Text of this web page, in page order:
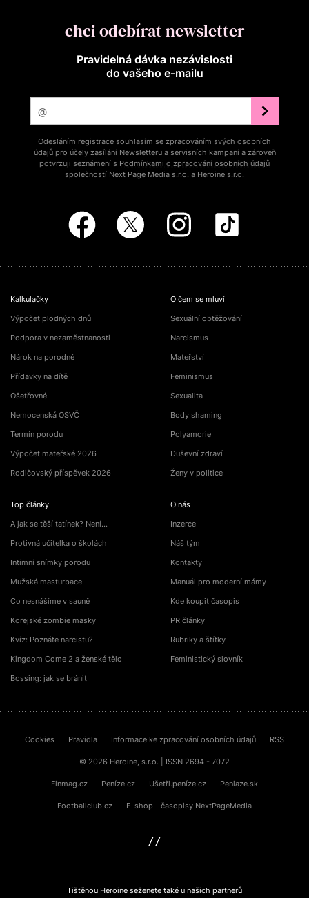
chci odebírat newsletter
Pravidelná dávka nezávislosti
do vašeho e‑mailu
Odesláním registrace souhlasím se zpracováním svých osobních
údajů pro účely zasílání Newsletteru a servisních kampaní a zároveň
potvrzuji seznámení s Podmínkami o zpracování osobních údajů
společností Next Page Media s.r.o. a Heroine s.r.o.
Kalkulačky
Výpočet plodných dnů
Podpora v nezaměstnanosti
Nárok na porodné
Přídavky na dítě
Ošetřovné
Nemocenská OSVČ
Termín porodu
Výpočet mateřské 2026
Rodičovský příspěvek 2026
Top články
A jak se těší tatínek? Není…
Protivná učitelka o školách
Intimní snímky porodu
Mužská masturbace
Co nesnášíme v sauně
Korejské zombie masky
Kvíz: Poznáte narcistu?
Kingdom Come 2 a ženské tělo
Bossing: jak se bránit
O čem se mluví
Sexuální obtěžování
Narcismus
Mateřství
Feminismus
Sexualita
Body shaming
Polyamorie
Duševní zdraví
Ženy v politice
O nás
Inzerce
Náš tým
Kontakty
Manuál pro moderní mámy
Kde koupit časopis
PR články
Rubriky a štítky
Feministický slovník
Cookies Pravidla Informace ke zpracování osobních údajů RSS
© 2026 Heroine, s.r.o. | ISSN 2694 - 7072
Finmag.cz Peníze.cz Ušetři.peníze.cz Peniaze.sk
Footballclub.cz E-shop - časopisy NextPageMedia
Tištěnou Heroine seženete také u našich partnerů